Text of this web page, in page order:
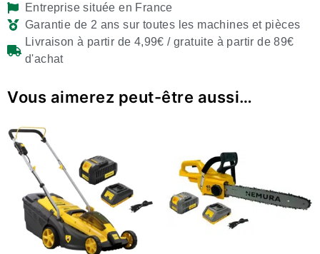
Entreprise située en France
Garantie de 2 ans sur toutes les machines et pièces
Livraison à partir de 4,99€ / gratuite à partir de 89€
d'achat
Vous aimerez peut-être aussi…